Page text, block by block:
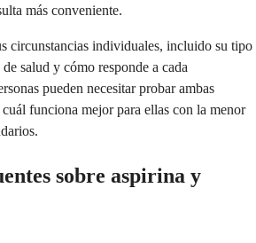
más conveniente.
circunstancias individuales, incluido su tipo
salud y cómo responde a cada
pueden necesitar probar ambas
funciona mejor para ellas con la menor
sobre aspirina y